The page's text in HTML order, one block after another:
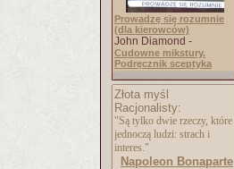
Prowadzę się rozumnie
(dla kierowców)
John Diamond -
Cudowne mikstury.
Podręcznik sceptyka
Złota myśl
Racjonalisty:
"Są tylko dwie rzeczy, które
jednoczą ludzi: strach i
interes."
Napoleon Bonaparte